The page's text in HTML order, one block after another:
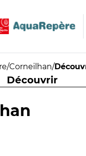
/Corneilhan/
Découvrir